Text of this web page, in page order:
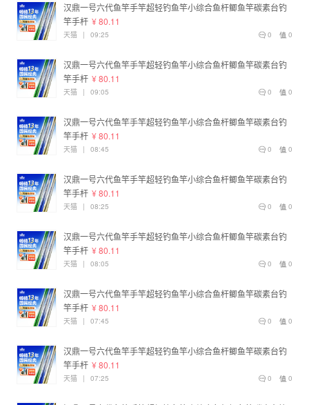
汉鼎一号六代鱼竿手竿超轻钓鱼竿小综合鱼杆鲫鱼竿碳素台钓
竿手杆 ¥ 80.11
0
0
天猫 | 09:25
汉鼎一号六代鱼竿手竿超轻钓鱼竿小综合鱼杆鲫鱼竿碳素台钓
竿手杆 ¥ 80.11
0
0
天猫 | 09:05
汉鼎一号六代鱼竿手竿超轻钓鱼竿小综合鱼杆鲫鱼竿碳素台钓
竿手杆 ¥ 80.11
0
0
天猫 | 08:45
汉鼎一号六代鱼竿手竿超轻钓鱼竿小综合鱼杆鲫鱼竿碳素台钓
竿手杆 ¥ 80.11
0
0
天猫 | 08:25
汉鼎一号六代鱼竿手竿超轻钓鱼竿小综合鱼杆鲫鱼竿碳素台钓
竿手杆 ¥ 80.11
0
0
天猫 | 08:05
汉鼎一号六代鱼竿手竿超轻钓鱼竿小综合鱼杆鲫鱼竿碳素台钓
竿手杆 ¥ 80.11
0
0
天猫 | 07:45
汉鼎一号六代鱼竿手竿超轻钓鱼竿小综合鱼杆鲫鱼竿碳素台钓
竿手杆 ¥ 80.11
0
0
天猫 | 07:25